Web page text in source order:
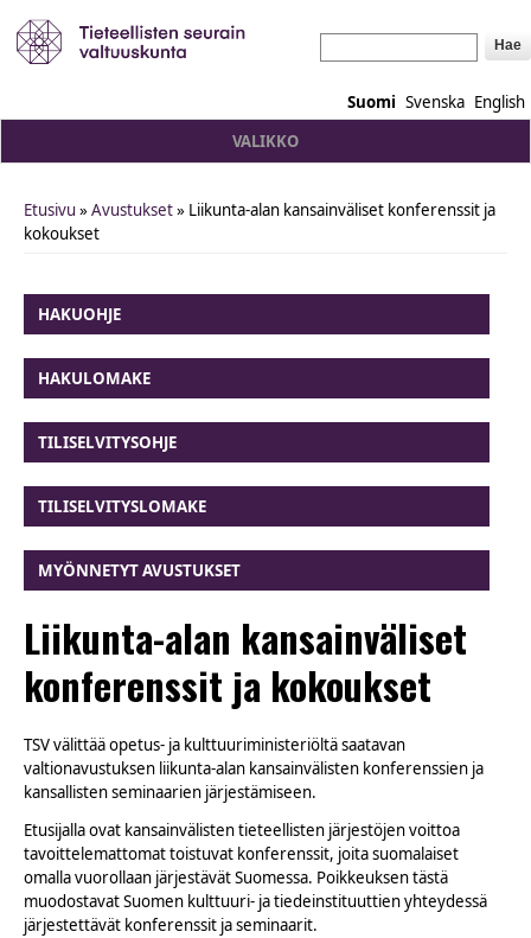
Suomi Svenska English
VALIKKO
You are here
Etusivu»Avustukset» Liikunta-alan kansainväliset konferenssit ja
kokoukset
HAKUOHJE
HAKULOMAKE
TILISELVITYSOHJE
TILISELVITYSLOMAKE
MYÖNNETYT AVUSTUKSET
Liikunta-alan kansainväliset
konferenssit ja kokoukset
TSV välittää opetus- ja kulttuuriministeriöltä saatavan
valtionavustuksen liikunta-alan kansainvälisten konferenssien ja
kansallisten seminaarien järjestämiseen.
Etusijalla ovat kansainvälisten tieteellisten järjestöjen voittoa
tavoittelemattomat toistuvat konferenssit, joita suomalaiset
omalla vuorollaan järjestävät Suomessa. Poikkeuksen tästä
muodostavat Suomen kulttuuri- ja tiedeinstituuttien yhteydessä
järjestettävät konferenssit ja seminaarit.